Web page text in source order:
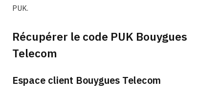
PUK.
Récupérer le code PUK Bouygues
Telecom
Espace client Bouygues Telecom